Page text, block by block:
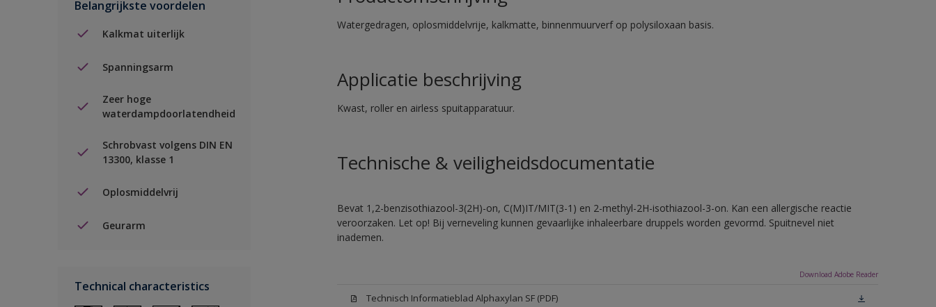
Belangrijkste voordelen
Kalkmat uiterlijk
Spanningsarm
Zeer hoge
waterdampdoorlatendheid
Schrobvast volgens DIN EN
13300, klasse 1
Oplosmiddelvrij
Geurarm
Technical characteristics
Watergedragen, oplosmiddelvrije, kalkmatte, binnenmuurverf op polysiloxaan basis.
Applicatie beschrijving
Kwast, roller en airless spuitapparatuur.
Technische & veiligheidsdocumentatie
Bevat 1,2-benzisothiazool-3(2H)-on, C(M)IT/MIT(3-1) en 2-methyl-2H-isothiazool-3-on. Kan een allergische reactie
veroorzaken. Let op! Bij verneveling kunnen gevaarlijke inhaleerbare druppels worden gevormd. Spuitnevel niet
inademen.
Download Adobe Reader
Technisch Informatieblad Alphaxylan SF (PDF)